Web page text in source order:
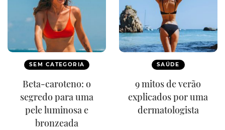
SEM CATEGORIA
Beta-caroteno: o
segredo para uma
pele luminosa e
bronzeada
SAÚDE
9 mitos de verão
explicados por uma
dermatologista